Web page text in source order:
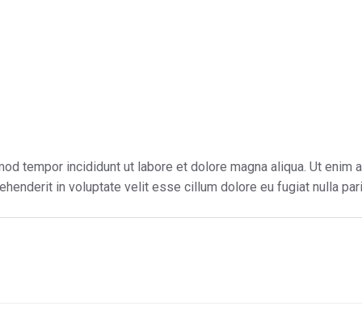
tempor incididunt ut labore et dolore magna aliqua. Ut enim
in voluptate velit esse cillum dolore eu fugiat nulla